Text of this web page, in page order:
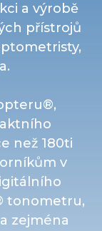
a výrobě
přístrojů
než 180ti
v
tonometru,
zejména